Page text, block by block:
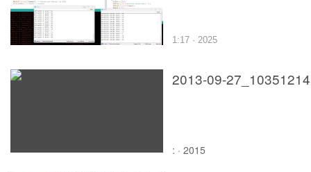
1:17 · 2025
2013-09-
: · 2015